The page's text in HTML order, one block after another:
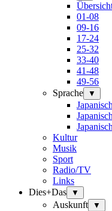
01-08
09-16
17-24
25-32
33-40
41-48
49-56
Sprache
▼
Kultur
Musik
Sport
Radio/TV
Links
Dies+Das
▼
Auskunft ▼